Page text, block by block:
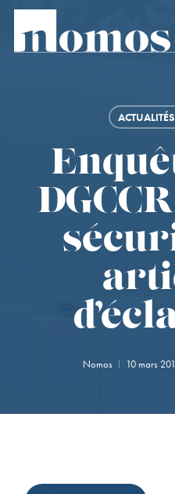
Skip
main
Nomos 10 mars